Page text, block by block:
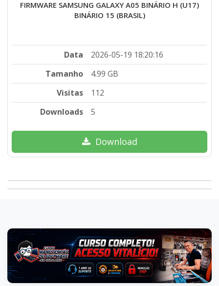
FIRMWARE SAMSUNG GALAXY A05 BINÁRIO H (U17)
BINÁRIO 15 (BRASIL)
Data
2026-05-19 18:20:16
Tamanho
4.99 GB
Visitas
112
Downloads
5
Download